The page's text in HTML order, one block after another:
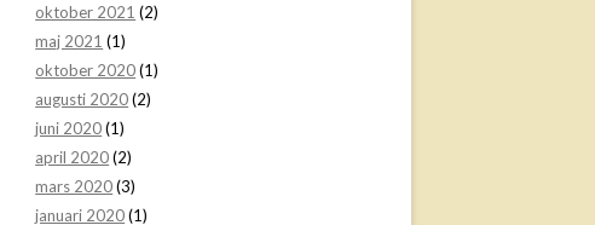
oktober 2021 (2)
maj 2021 (1)
oktober 2020(1)
augusti 2020(2)
juni 2020(1)
april 2020(2)
mars 2020(3)
januari 2020(1)